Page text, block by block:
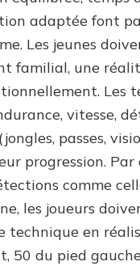
adaptée font
Les jeunes
familial, une
Les
vitesse,
passes,
progression. Par
comme
les joueurs
technique en
50 du pied